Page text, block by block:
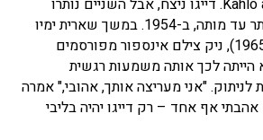
החברים הקרובים ביותר עד מותה, ב-1954. במשך שארית ימיו
(הוא נפטר בנובמבר 1965), ניק צילם אינספור מפורסמים
הייתה לכך אותה משמעות רגשית
לניתוק. "אני מעריצה אותך, אהובי," אמרה
אף אחד – רק דייגו יהיה בליבי